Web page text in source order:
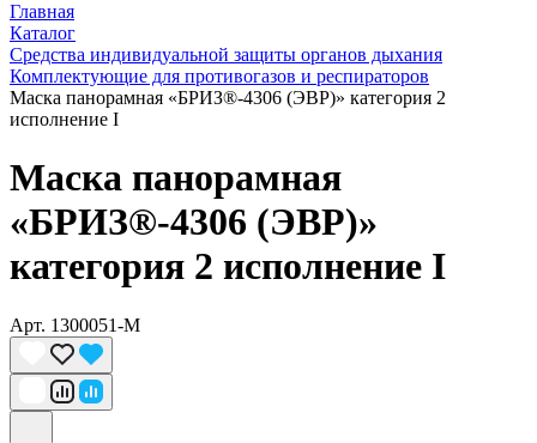
Главная
Каталог
Средства индивидуальной защиты органов дыхания
Комплектующие для противогазов и респираторов
Маска панорамная «БРИЗ®-4306 (ЭВР)» категория 2
исполнение I
Маска панорамная
«БРИЗ®-4306 (ЭВР)»
категория 2 исполнение I
Арт. 1300051-M